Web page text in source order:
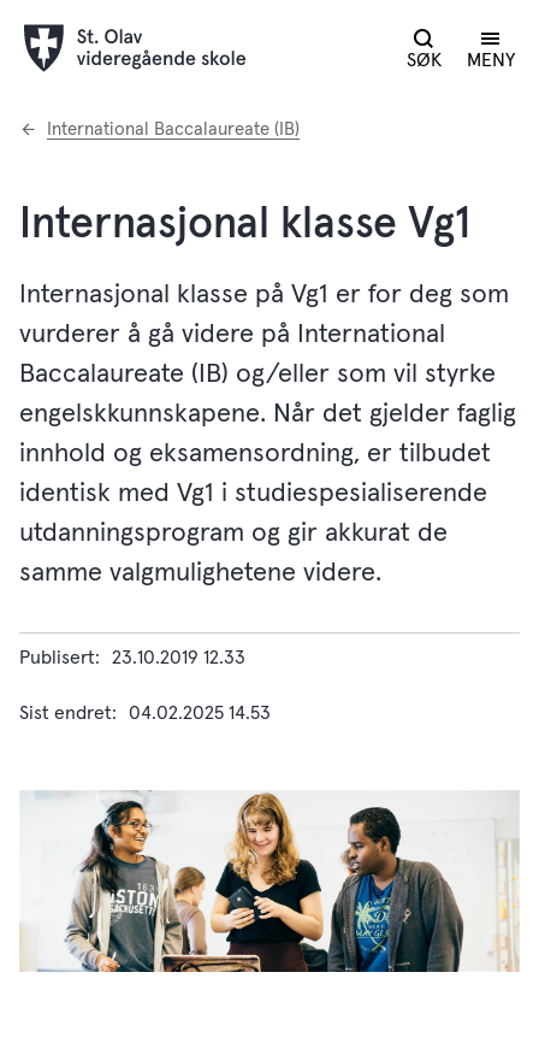
SØK MENY
Du
International Baccalaureate (IB)
Internasjonal klasse Vg1
Internasjonal klasse på Vg1 er for deg som
vurderer å gå videre på International
Baccalaureate (IB) og/eller som vil styrke
engelskkunnskapene. Når det gjelder faglig
innhold og eksamensordning, er tilbudet
identisk med Vg1 i studiespesialiserende
utdanningsprogram og gir akkurat de
samme valgmulighetene videre.
Publisert 23.10.2019 12.33
Sist endret 04.02.2025 14.53